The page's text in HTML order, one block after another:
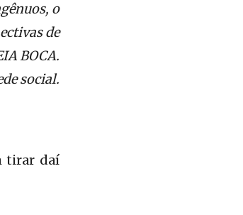
o
de
BOCA.
social.
tirar daí